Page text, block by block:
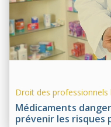
Médicaments
prévenir les risques
Droit des professionnels